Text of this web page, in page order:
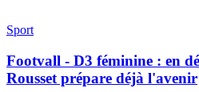
Sport
Footvall - D3 féminine : en
Rousset prépare déjà l'avenir